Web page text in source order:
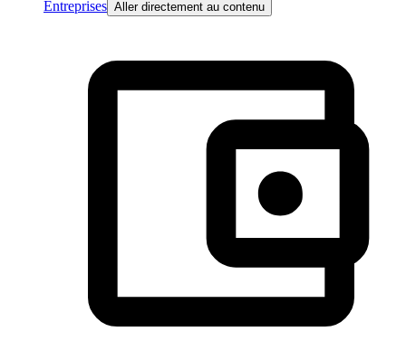
Entreprises Aller directement au contenu